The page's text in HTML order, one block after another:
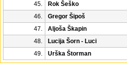
45.
Rok Šeško
46.
Gregor Šipoš
47.
Aljoša Škapin
48.
Lucija Šorn - Luci
49.
Urška Štorman